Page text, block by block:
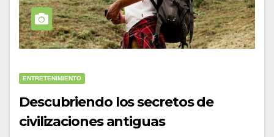
ENTRETENIMIENTO
Descubriendo los secretos de
civilizaciones antiguas